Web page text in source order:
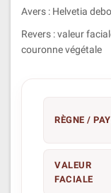
Avers : Helvetia
Revers : valeur
couronne végétale
RÈGNE /
VALEUR
FACIALE